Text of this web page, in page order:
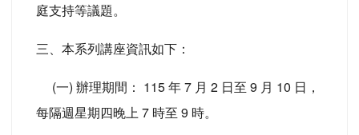
庭支持等議題。
三、本系列講座資訊如下：
(一) 辦理期間： 115 年 7 月 2 日至 9 月 10 日，
每隔週星期四晚上 7 時至 9 時。